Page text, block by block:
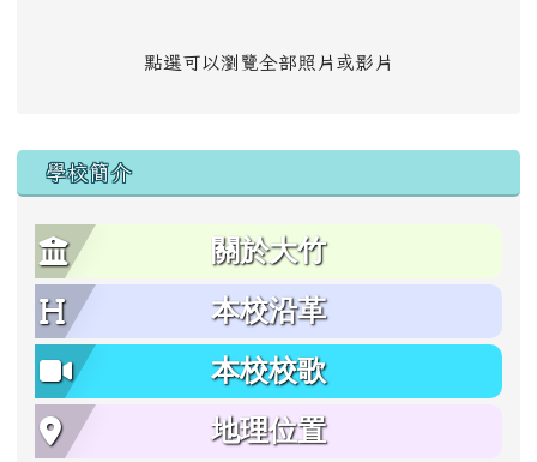
點選可以瀏覽全部照片或影片
學校簡介
關於大竹
本校沿革
本校校歌
地理位置